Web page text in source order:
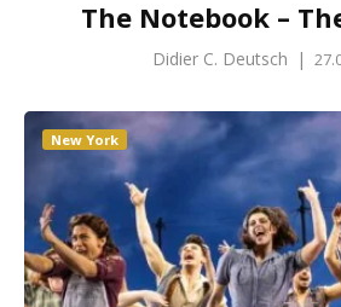
The Notebook –
Didier C. Deutsch |
New York